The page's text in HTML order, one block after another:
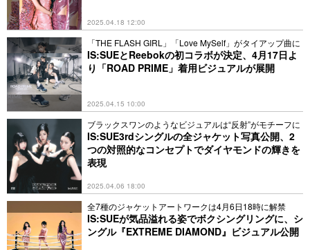
2025.04.18 12:00
「THE FLASH GIRL」「Love MySelf」がタイアップ曲に
IS:SUEとReebokの初コラボが決定、4月17日よ
り「ROAD PRIME」着用ビジュアルが展開
2025.04.15 10:00
ブラックスワンのようなビジュアルは“反射”がモチーフに
IS:SUE3rdシングルの全ジャケット写真公開、2
つの対照的なコンセプトでダイヤモンドの輝きを
表現
2025.04.06 18:00
全7種のジャケットアートワークは4月6日18時に解禁
IS:SUEが気品溢れる姿でボクシングリングに、シ
ングル『EXTREME DIAMOND』ビジュアル公開